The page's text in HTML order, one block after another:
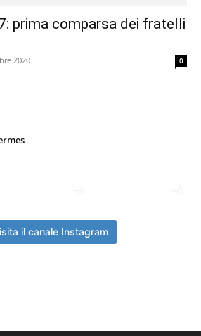
prima comparsa dei fratelli
2020 0
il canale Instagram